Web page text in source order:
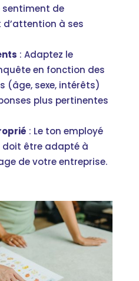
sentiment de
à ses
: Adaptez le
en fonction des
(âge, sexe, intérêts)
plus pertinentes
: Le ton employé
doit être adapté à
de votre entreprise.